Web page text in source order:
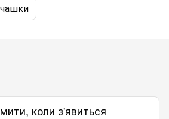
коли з'явиться